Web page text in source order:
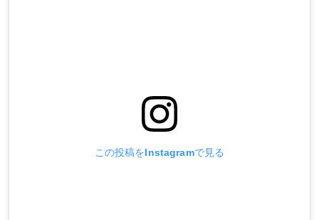
この投稿をInstagramで見る